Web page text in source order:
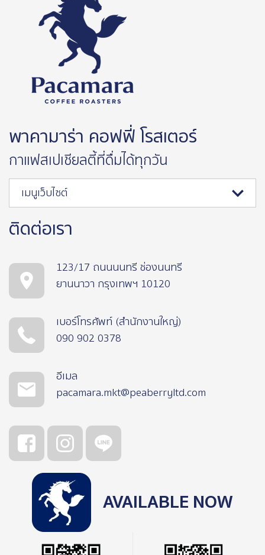
พาคามาร่า คอฟฟี่ โรสเตอร์
กาแฟสเปเชียลตี้ที่ดื่มได้ทุกวัน
เมนูเว็บไซต์
ติดต่อเรา
123/17 ถนนนนทรี ช่องนนทรี
ยานนาวา กรุงเทพฯ 10120
เบอร์โทรศัพท์ (สำนักงานใหญ่)
090 902 0378
อีเมล
pacamara.mkt@peaberryltd.com
AVAILABLE NOW